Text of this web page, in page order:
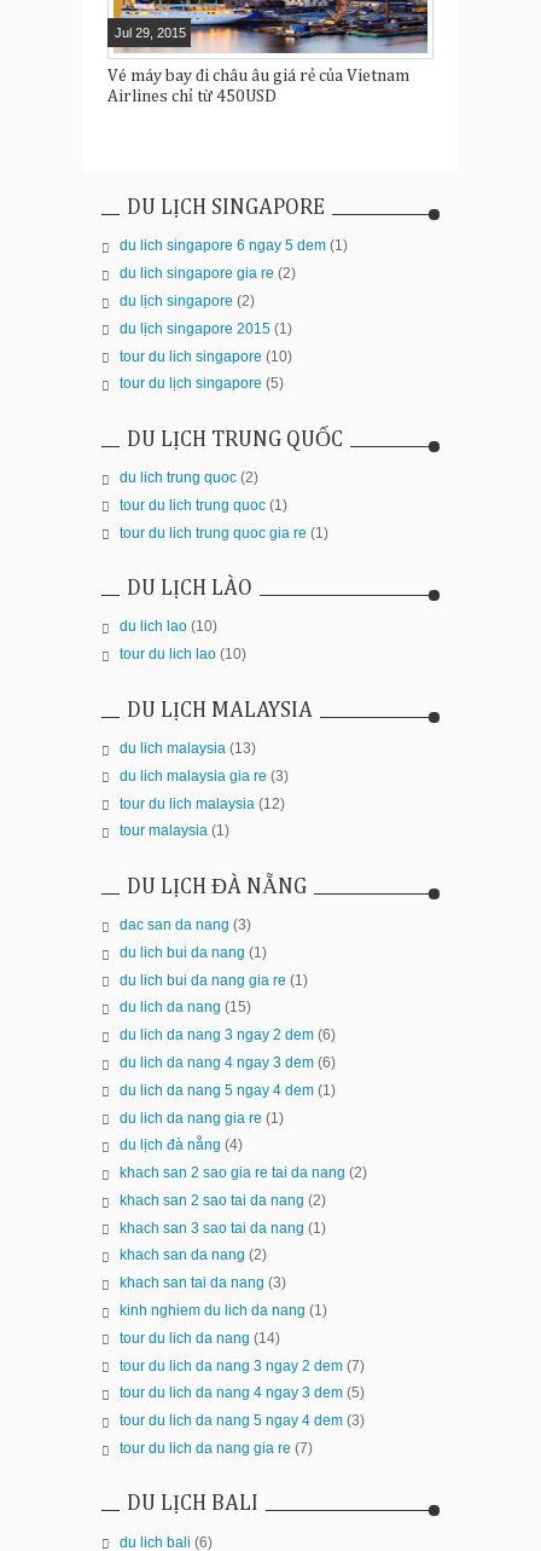
Vé máy bay đi châu âu giá rẻ của Vietnam
Airlines chỉ từ 450USD
Jul 29 2015
DU LỊCH SINGAPORE
du lich singapore 6 ngay 5 dem (1)
du lich singapore gia re (2)
du lịch singapore (2)
du lịch singapore 2015 (1)
tour du lich singapore (10)
tour du lịch singapore (5)
DU LỊCH TRUNG QUỐC
du lich trung quoc (2)
tour du lich trung quoc (1)
tour du lich trung quoc gia re (1)
DU LỊCH LÀO
du lich lao (10)
tour du lich lao (10)
DU LỊCH MALAYSIA
du lich malaysia (13)
du lich malaysia gia re (3)
tour du lich malaysia (12)
tour malaysia (1)
DU LỊCH ĐÀ NẴNG
dac san da nang (3)
du lich bui da nang (1)
du lich bui da nang gia re (1)
du lich da nang (15)
du lich da nang 3 ngay 2 dem (6)
du lich da nang 4 ngay 3 dem (6)
du lich da nang 5 ngay 4 dem (1)
du lich da nang gia re (1)
du lịch đà nẵng (4)
khach san 2 sao gia re tai da nang (2)
khach san 2 sao tai da nang (2)
khach san 3 sao tai da nang (1)
khach san da nang (2)
khach san tai da nang (3)
kinh nghiem du lich da nang (1)
tour du lich da nang (14)
tour du lich da nang 3 ngay 2 dem (7)
tour du lich da nang 4 ngay 3 dem (5)
tour du lich da nang 5 ngay 4 dem (3)
tour du lich da nang gia re (7)
DU LỊCH BALI
du lich bali (6)